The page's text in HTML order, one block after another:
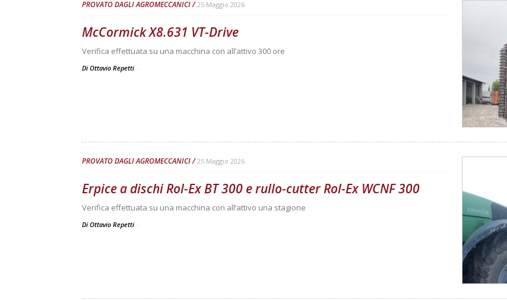
PROVATO DAGLI AGROMECCANICI 25 Maggio 2026
McCormick X8.631 VT-Drive
Verifica effettuata su una macchina con all’attivo 300 ore
Di Ottavio Repetti -
PROVATO DAGLI AGROMECCANICI 25 Maggio 2026
Erpice a dischi Rol-Ex BT 300 e rullo-cutter Rol-Ex WCNF 300
Verifica effettuata su una macchina con all’attivo una stagione
Di Ottavio Repetti -